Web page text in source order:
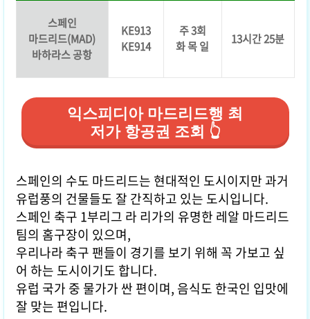
스페인
마드리드(MAD)
바하라스 공항
KE913
KE914
주 3회
화 목 일
13시간 25분
익스피디아 마드리드행 최
저가 항공권 조회 👆
스페인의 수도 마드리드는 현대적인 도시이지만 과거
유럽풍의 건물들도 잘 간직하고 있는 도시입니다.
스페인 축구 1부리그 라 리가의 유명한 레알 마드리드
팀의 홈구장이 있으며,
우리나라 축구 팬들이 경기를 보기 위해 꼭 가보고 싶
어 하는 도시이기도 합니다.
유럽 국가 중 물가가 싼 편이며, 음식도 한국인 입맛에
잘 맞는 편입니다.